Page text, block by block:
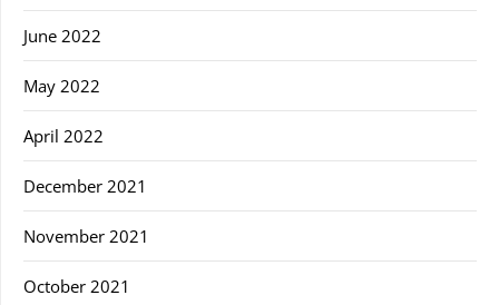
June 2022
May 2022
April 2022
December 2021
November 2021
October 2021